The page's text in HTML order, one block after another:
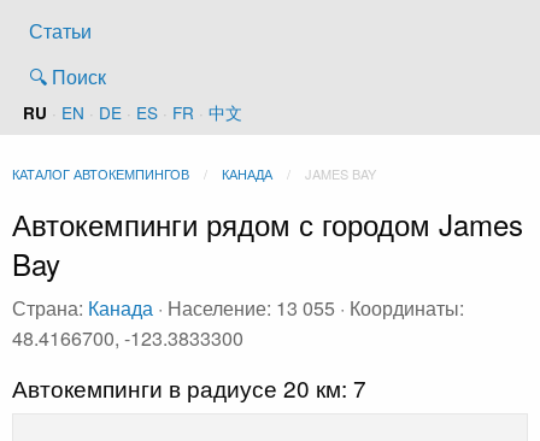
Статьи
🔍 Поиск
RU · EN · DE · ES · FR · 中文
КАТАЛОГ АВТОКЕМПИНГОВ КАНАДА JAMES BAY
Автокемпинги рядом с городом James
Bay
Страна: Канада · Население: 13 055 · Координаты:
48.4166700, -123.3833300
Автокемпинги в радиусе 20 км: 7